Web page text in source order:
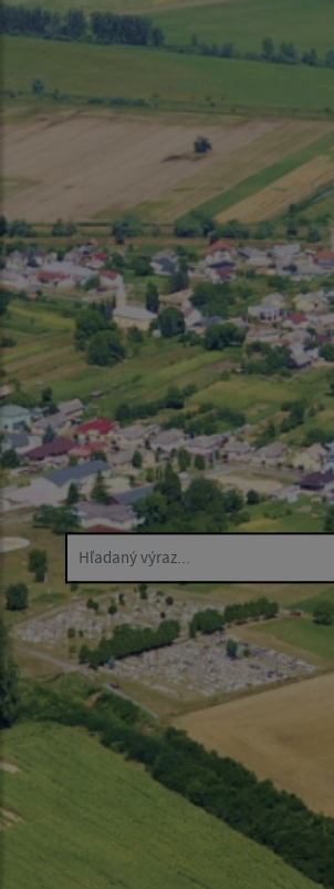
Hľadaný výraz...